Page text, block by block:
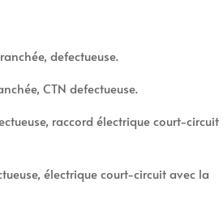
defectueuse.
CTN defectueuse.
raccord électrique court-circuit
électrique court-circuit avec la